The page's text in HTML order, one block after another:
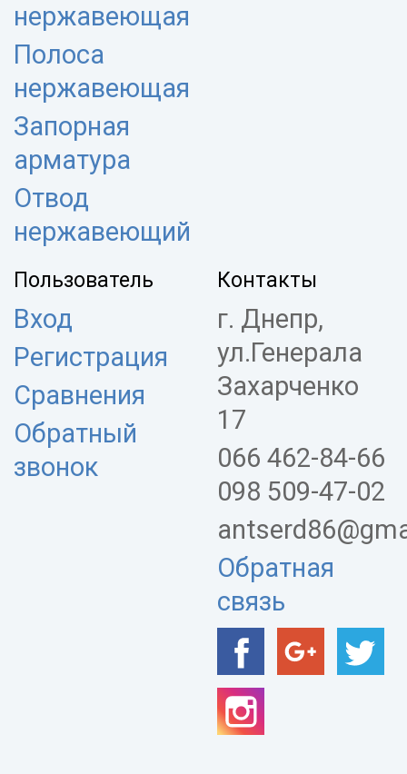
нержавеющая
Полоса
нержавеющая
Запорная
арматура
Отвод
нержавеющий
Пользователь
Вход
Регистрация
Сравнения
Обратный
звонок
Контакты
г. Днепр,
ул.Генерала
Захарченко
17
066 462-84-66
098 509-47-02
Обратная
связь